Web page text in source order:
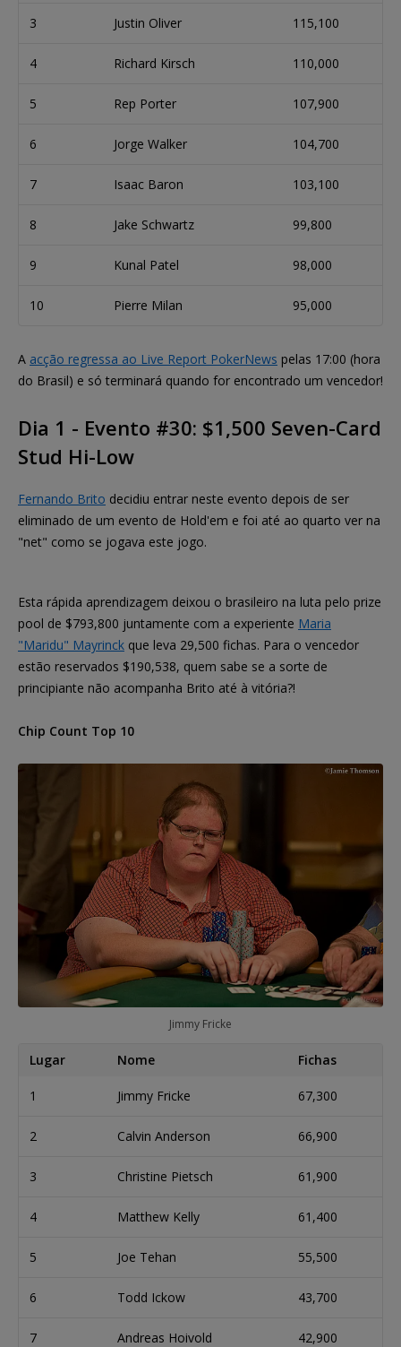
3 Justin Oliver 115,100
4 Richard Kirsch 110,000
5 Rep Porter 107,900
6 Jorge Walker 104,700
7 Isaac Baron 103,100
8 Jake Schwartz 99,800
9 Kunal Patel 98,000
10 Pierre Milan 95,000
A acção regressa ao Live Report PokerNews pelas 17:00 (hora
do Brasil) e só terminará quando for encontrado um vencedor!
Dia 1 - Evento #30: $1,500 Seven-Card
Stud Hi-Low
Fernando Brito decidiu entrar neste evento depois de ser
eliminado de um evento de Hold'em e foi até ao quarto ver na
"net" como se jogava este jogo.
Esta rápida aprendizagem deixou o brasileiro na luta pelo prize
pool de $793,800 juntamente com a experiente Maria
"Maridu" Mayrinck que leva 29,500 fichas. Para o vencedor
estão reservados $190,538, quem sabe se a sorte de
principiante não acompanha Brito até à vitória?!
Chip Count Top 10
Jimmy Fricke
Lugar Nome Fichas
1 Jimmy Fricke 67,300
2 Calvin Anderson 66,900
3 Christine Pietsch 61,900
4 Matthew Kelly 61,400
5 Joe Tehan 55,500
6 Todd Ickow 43,700
7 Andreas Hoivold 42,900